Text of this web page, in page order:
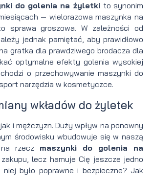
do golenia na żyletki to synonim
— wielorazowa maszynka na
sprawa groszowa. W zależności od
jednak pamiętać, aby prawidłowo
gratka dla prawdziwego brodacza dla
optymalne efekty golenia wysokiej
o przechowywanie maszynki do
narzędzia w kosmetyczce.
wkładów do żyletek
i mężczyzn. Duży wpływ na ponowny
środowisku wbudowuje się w naszą
rzecz maszynki do golenia na
lecz hamuje Cię jeszcze jedno
było poprawne i bezpieczne? Jak